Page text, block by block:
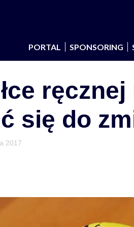
PORTAL
SPONSORING
ręcznej
się do
2017